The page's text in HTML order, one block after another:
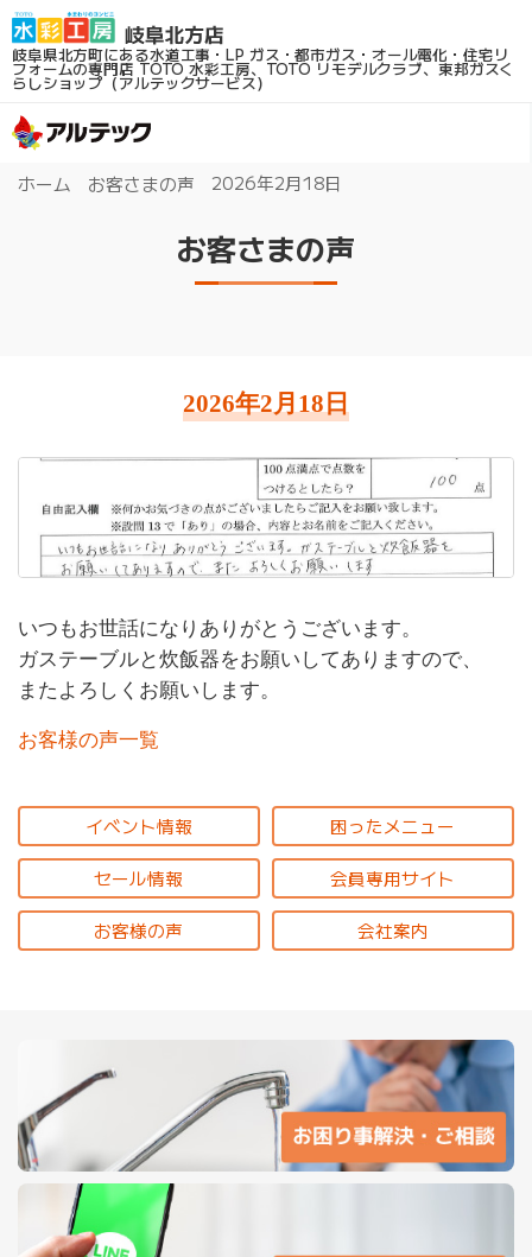
岐阜県北方町にある水道工事・LP ガス・都市ガス・オール電化・住宅リ
フォームの専門店TOTO 水彩工房、TOTO リモデルクラブ、東邦ガスく
らしショップ（アルテックサービス）
ホーム お客さまの声 2026年2月18日
お客さまの声
2026年2月18日
いつもお世話になりありがとうございます。
ガステーブルと炊飯器をお願いしてありますので、
またよろしくお願いします。
お客様の声一覧
イベント情報 困ったメニュー
セール情報 会員専用サイト
お客様の声 会社案内